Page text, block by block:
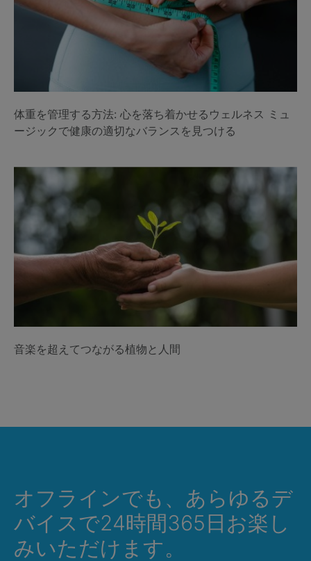
体重を管理する方法: 心を落ち着かせるウェルネス ミュ
ージックで健康の適切なバランスを見つける
音楽を超えてつながる植物と人間
オフラインでも、あらゆるデ
バイスで24時間365日お楽し
みいただけます。